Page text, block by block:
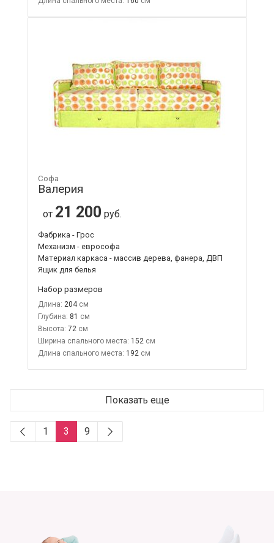
Софа
Валерия
от 21 200 руб.
Фабрика - Грос
Механизм - еврософа
Материал каркаса - массив дерева, фанера, ДВП
Ящик для белья
Набор размеров
Длина: 204
Глубина: 81
Высота: 72
Ширина спального места: 152
Длина спального места: 192
Показать еще
1 3 9